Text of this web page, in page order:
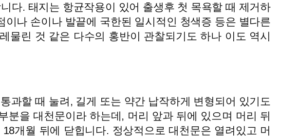
다. 태지는 항균작용이 있어 출생후 첫 목욕할 때 제거하
나 손이나 발끝에 국한된 일시적인 청색증 등은 별다른
물린 것 같은 다수의 홍반이 관찰되기도 하나 이도 역시
과할 때 눌려, 길게 또는 약간 납작하게 변형되어 있기도
을 대천문이라 하는데, 머리 앞과 뒤에 있으며 머리 뒤
개월 뒤에 닫힙니다. 정상적으로 대천문은 열려있고 머